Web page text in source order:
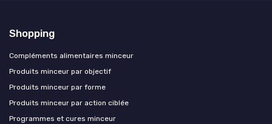
Shopping
Compléments alimentaires minceur
Produits minceur par objectif
Produits minceur par forme
Produits minceur par action ciblée
Programmes et cures minceur